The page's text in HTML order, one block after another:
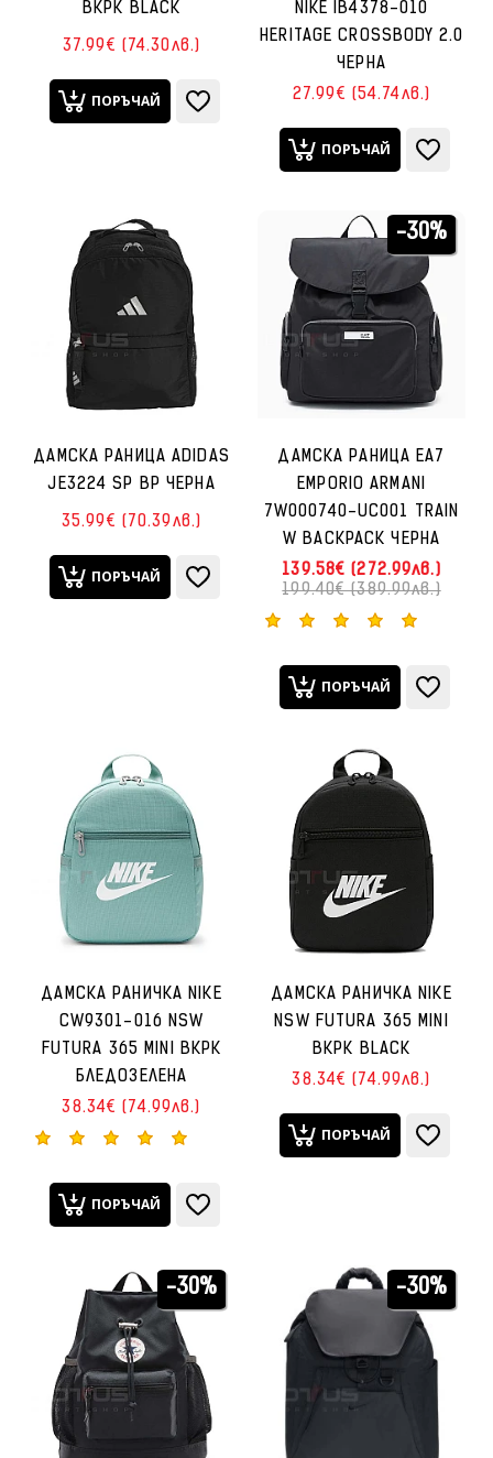
BKPK BLACK
37.99€ (74.30лв.)
ПОРЪЧАЙ
NIKE IB4378-010
HERITAGE CROSSBODY 2.0
ЧЕРНА
27.99€ (54.74лв.)
ПОРЪЧАЙ
ДАМСКА РАНИЦА ADIDAS
JE3224 SP BP ЧЕРНА
35.99€ (70.39лв.)
ПОРЪЧАЙ
-30%
ДАМСКА РАНИЦА EA7
EMPORIO ARMANI
7W000740-UC001 TRAIN
W BACKPACK ЧЕРНА
139.58€ (272.99лв.)
199.40€ (389.99лв.)
ПОРЪЧАЙ
ДАМСКА РАНИЧКА NIKE
CW9301-016 NSW
FUTURA 365 MINI BKPK
БЛЕДОЗЕЛЕНА
38.34€ (74.99лв.)
ПОРЪЧАЙ
ДАМСКА РАНИЧКА NIKE
NSW FUTURA 365 MINI
BKPK BLACK
38.34€ (74.99лв.)
ПОРЪЧАЙ
-30% -30%